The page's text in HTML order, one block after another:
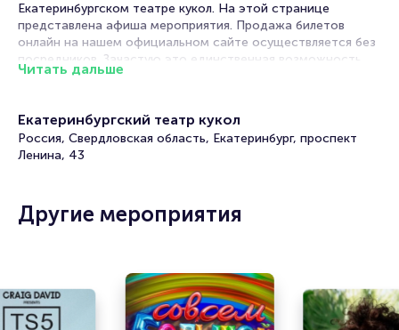
Екатеринбургском театре кукол. На этой странице
представлена афиша мероприятия. Продажа билетов
онлайн на нашем официальном сайте осуществляется без
посредников. Зачастую это единственная возможность
достать билет на Кукольный театр.
Portalbilet – удобный и надежный сервис для покупки и
продажи билетов на мероприятия разного формата.
ваше имя занимает не более двух минут. Билеты на
Полезные ссылки
Подробнее о том, как вернуть, сдать или продать билет
Читать дальше
Екатеринбургский театр кукол
Россия, Свердловская область, Екатеринбург, проспект
Ленина, 43
Другие мероприятия